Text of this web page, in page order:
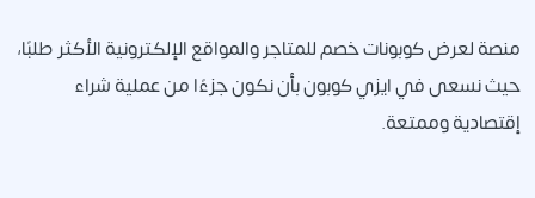
منصة لعرض كوبونات خصم للمتاجر والمواقع الإلكترونية الأكثر طلبًا،
حيث نسعى في ايزي كوبون بأن نكون جزءًا من عملية شراء
إقتصادية وممتعة.